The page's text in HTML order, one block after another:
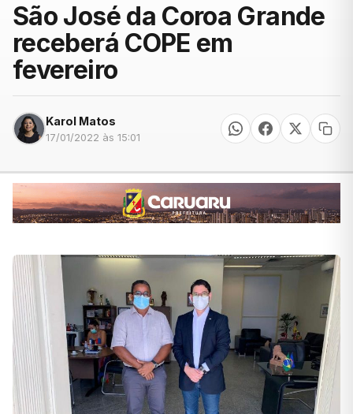
São José da Coroa Grande
receberá COPE em
fevereiro
Karol Matos
17/01/2022 às 15:01